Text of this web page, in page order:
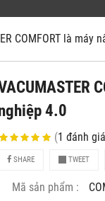
COMFORT là
4.0
(1đánh
SHARE TWEET
Mã sản phẩm :